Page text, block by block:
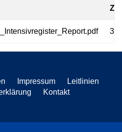
Impressum
Leitlinien
Kontakt